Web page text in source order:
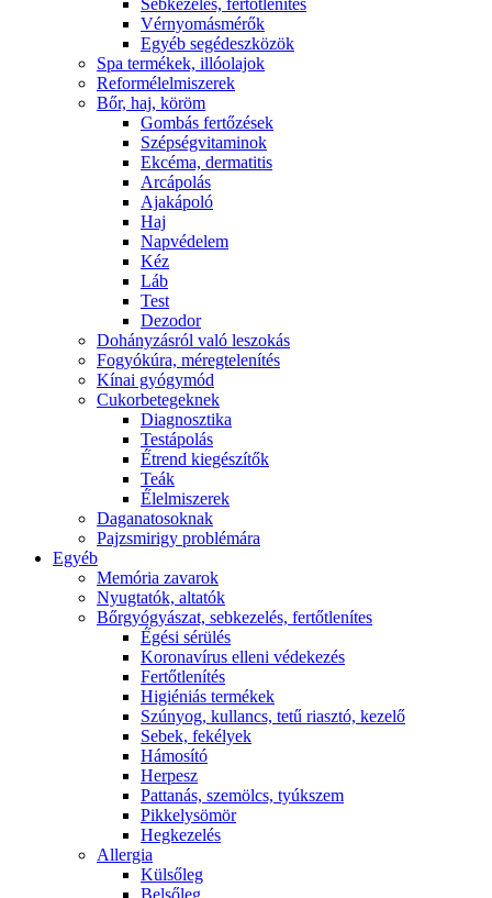
Sebkezelés, fertőtlenítés
Vérnyomásmérők
Egyéb segédeszközök
Spa termékek, illóolajok
Reformélelmiszerek
Bőr, haj, köröm
Gombás fertőzések
Szépségvitaminok
Ekcéma, dermatitis
Arcápolás
Ajakápoló
Haj
Napvédelem
Kéz
Láb
Test
Dezodor
Dohányzásról való leszokás
Fogyókúra, méregtelenítés
Kínai gyógymód
Cukorbetegeknek
Diagnosztika
Testápolás
É́trend kiegészítők
Teák
É́lelmiszerek
Daganatosoknak
Pajzsmirigy problémára
Egyéb
Memória zavarok
Nyugtatók, altatók
Bőrgyógyászat, sebkezelés, fertőtlenítes
É́gési sérülés
Koronavírus elleni védekezés
Fertőtlenítés
Higiéniás termékek
Szúnyog, kullancs, tetű riasztó, kezelő
Sebek, fekélyek
Hámosító
Herpesz
Pattanás, szemölcs, tyúkszem
Pikkelysömör
Hegkezelés
Allergia
Külsőleg
Belsőleg